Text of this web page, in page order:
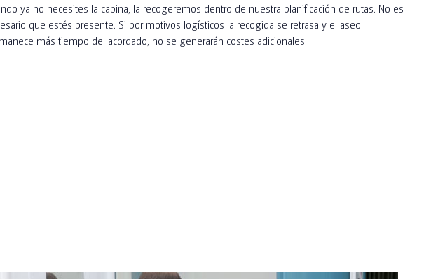
ya no necesites la cabina, la recogeremos dentro de nuestra planificación de rutas. No es
que estés presente. Si por motivos logísticos la recogida se retrasa y el aseo
más tiempo del acordado, no se generarán costes adicionales.